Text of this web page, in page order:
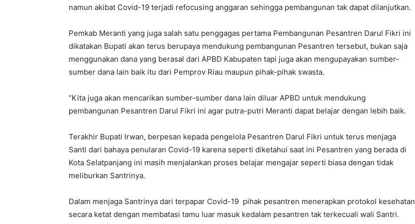
namun akibat Covid-19 terjadi refocusing anggaran sehingga pembangunan tak dapat dilanjutkan.
Pemkab Meranti yang juga salah satu penggagas pertama Pembangunan Pesantren Darul Fikri ini
dikatakan Bupati akan terus berupaya mendukung pembangunan Pesantren tersebut, bukan saja
menggunakan dana yang berasal dari APBD Kabupaten tapi juga akan mengupayakan sumber-
sumber dana lain baik itu dari Pemprov Riau maupun pihak-pihak swasta.
“Kita juga akan mencarikan sumber-sumber dana lain diluar APBD untuk mendukung
pembangunan Pesantren Darul Fikri ini agar putra-putri Meranti dapat belajar dengan lebih baik.
Terakhir Bupati Irwan, berpesan kepada pengelola Pesantren Darul Fikri untuk terus menjaga
Santi dari bahaya penularan Covid-19 karena seperti diketahui saat ini Pesantren yang berada di
Kota Selatpanjang ini masih menjalankan proses belajar mengajar seperti biasa dengan tidak
meliburkan Santrinya.
Dalam menjaga Santrinya dari terpapar Covid-19 pihak pesantren menerapkan protokol kesehatan
secara ketat dengan membatasi tamu luar masuk kedalam pesantren tak terkecuali wali Santri.